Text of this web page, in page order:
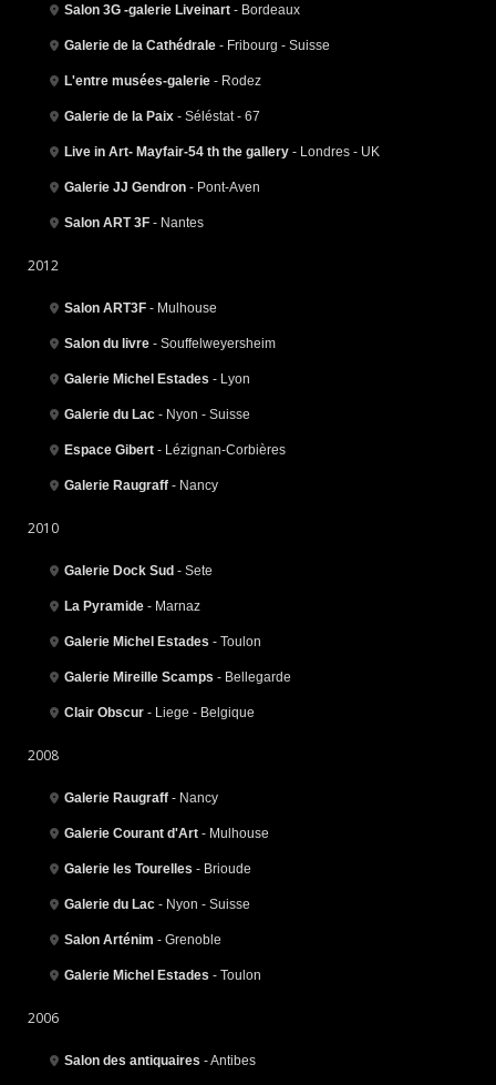
Salon 3G -galerie Liveinart - Bordeaux
Galerie de la Cathédrale - Fribourg - Suisse
L'entre musées-galerie - Rodez
Galerie de la Paix - Séléstat - 67
Live in Art- Mayfair-54 th the gallery - Londres - UK
Galerie JJ Gendron - Pont-Aven
Salon ART 3F - Nantes
2012
Salon ART3F - Mulhouse
Salon du livre - Souffelweyersheim
Galerie Michel Estades - Lyon
Galerie du Lac - Nyon - Suisse
Espace Gibert - Lézignan-Corbières
Galerie Raugraff - Nancy
2010
Galerie Dock Sud - Sete
La Pyramide - Marnaz
Galerie Michel Estades - Toulon
Galerie Mireille Scamps - Bellegarde
Clair Obscur - Liege - Belgique
2008
Galerie Raugraff - Nancy
Galerie Courant d'Art - Mulhouse
Galerie les Tourelles - Brioude
Galerie du Lac - Nyon - Suisse
Salon Arténim - Grenoble
Galerie Michel Estades - Toulon
2006
Salon des antiquaires - Antibes